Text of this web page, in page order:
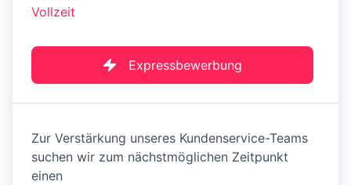
Vollzeit
Expressbewerbung
Zur Verstärkung unseres Kundenservice-Teams
suchen wir zum nächstmöglichen Zeitpunkt
einen